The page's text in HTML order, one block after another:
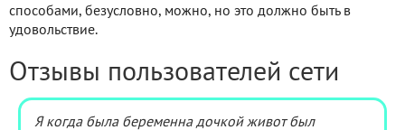
способами, безусловно, можно, но это должно быть в
удовольствие.
Отзывы пользователей сети
Я когда была беременна дочкой живот был